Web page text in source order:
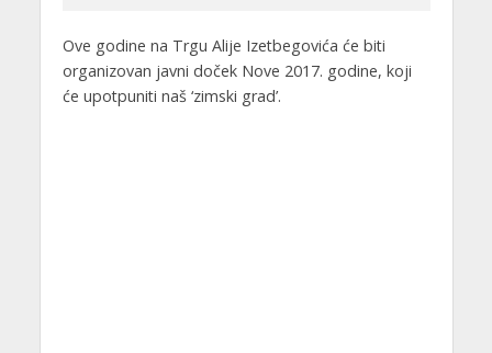
Ove godine na Trgu Alije Izetbegovića će biti
organizovan javni doček Nove 2017. godine, koji
će upotpuniti naš ‘zimski grad’.